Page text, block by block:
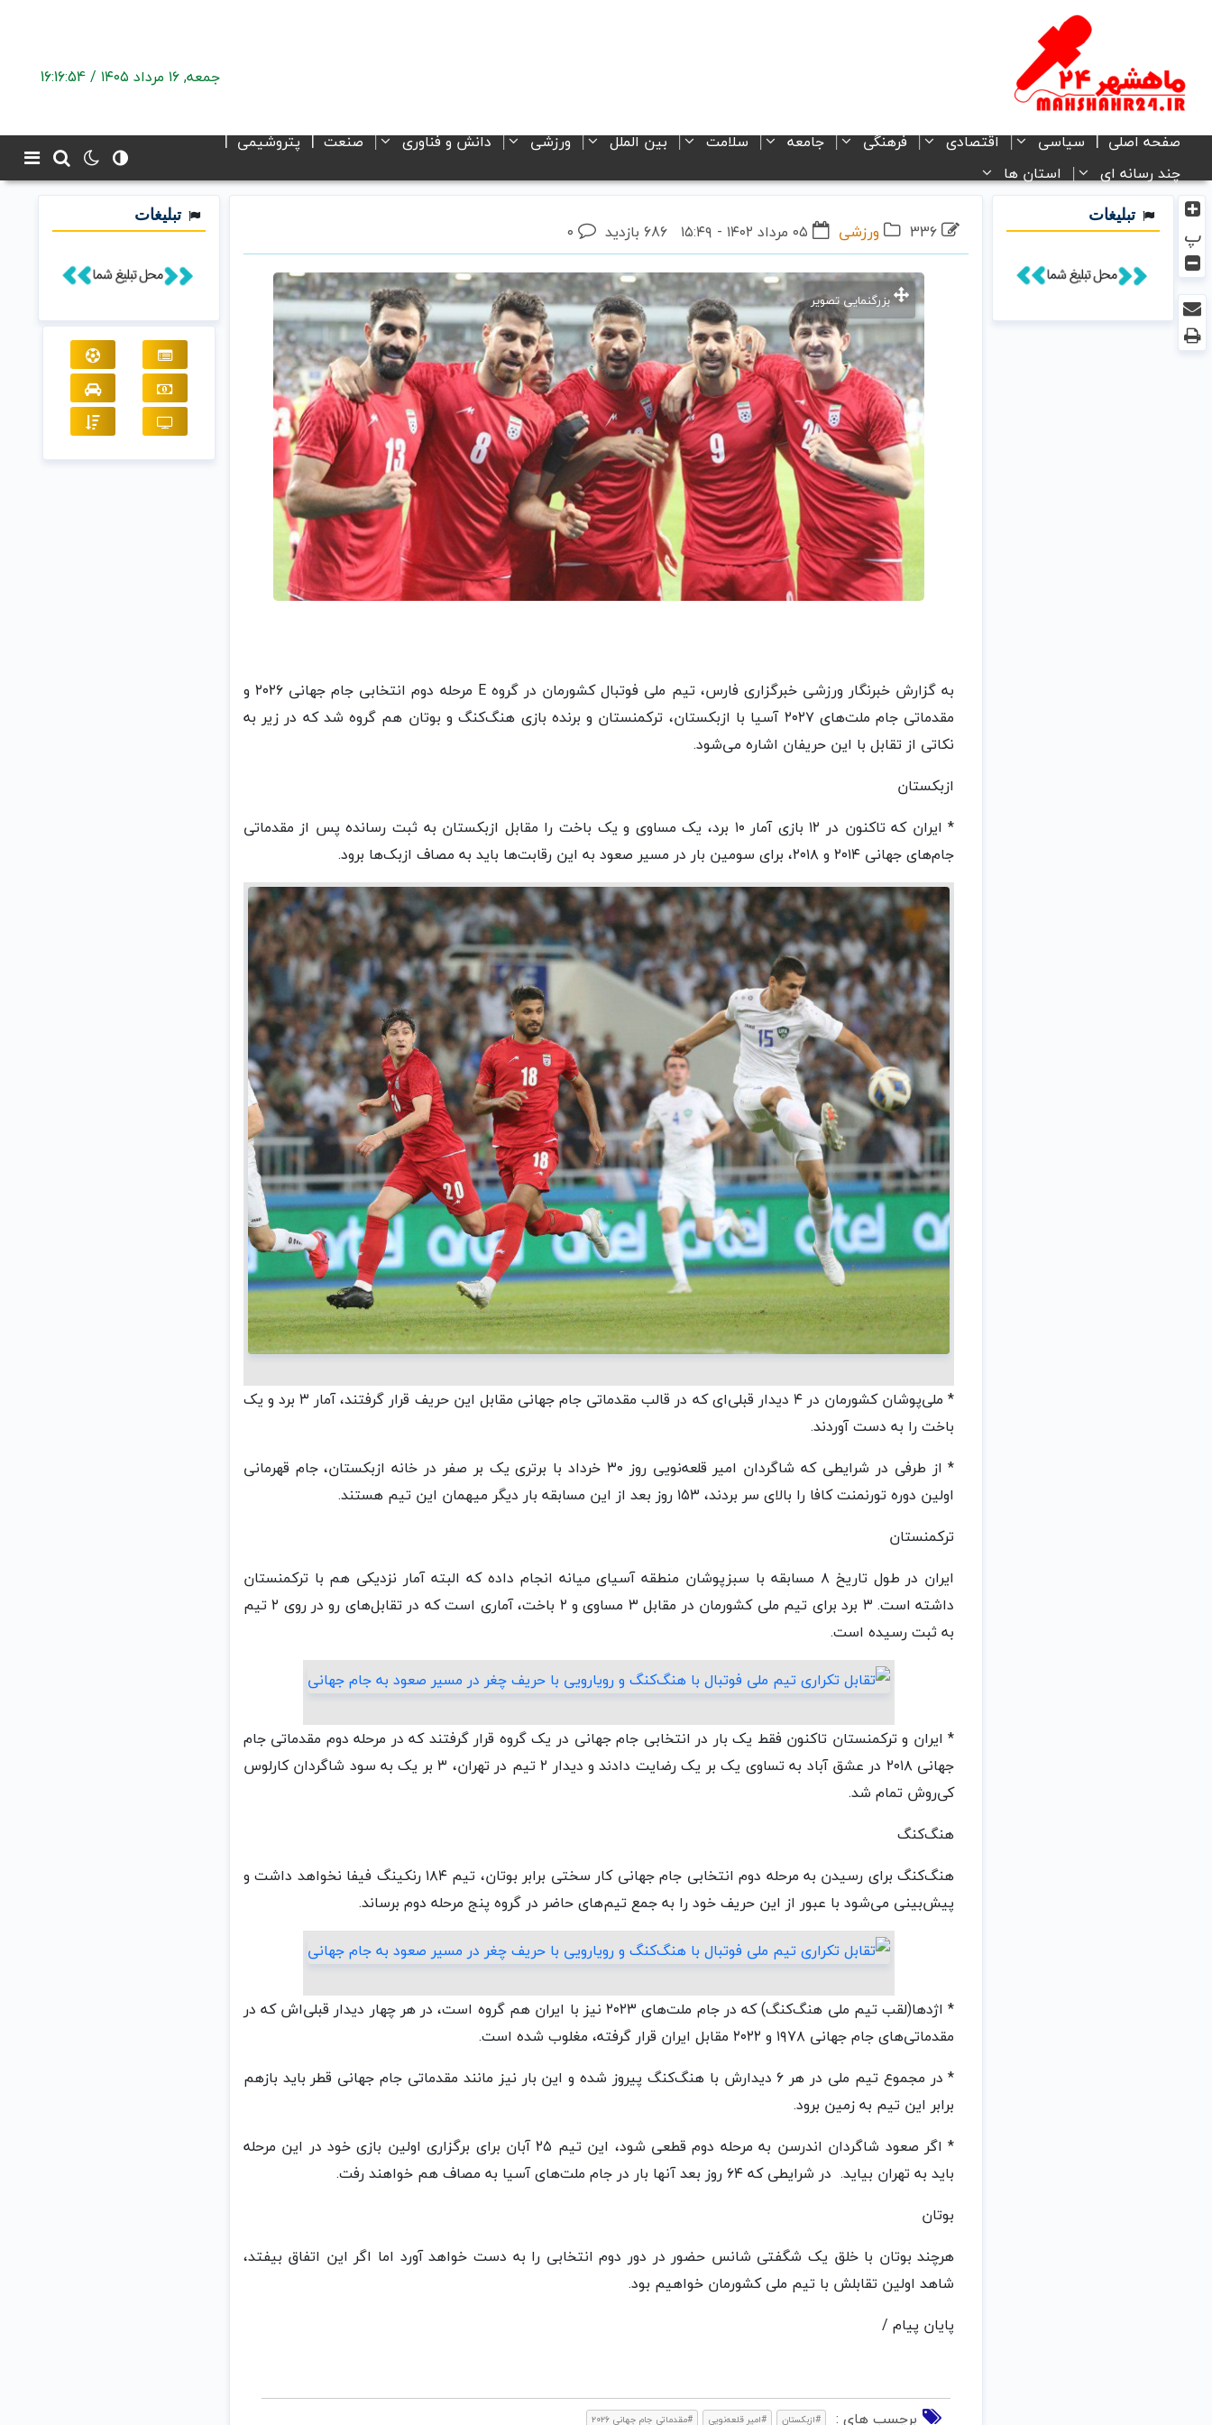
جمعه, ۱۶ مرداد ۱۴۰۵ / 16:16:55
صفحه اصلی سیاسی اقتصادی فرهنگی جامعه سلامت بین الملل ورزشی دانش و فناوری صنعت
پتروشیمی
چند رسانه ای
استان ها
پ
تبلیغات
336 ورزشی ۰۵ مرداد ۱۴۰۲ - ۱۵:۴۹ 686 بازدید ۰
بزرگنمایی تصویر
به گزارش خبرنگار ورزشی خبرگزاری فارس، تیم ملی فوتبال کشورمان در گروه E مرحله دوم انتخابی جام جهانی ۲۰۲۶ و
مقدماتی جام ملت‌های ۲۰۲۷ آسیا با ازبکستان، ترکمنستان و برنده بازی هنگ‌کنگ و بوتان هم گروه شد که در زیر به
نکاتی از تقابل با این حریفان اشاره می‌شود.
ازبکستان
* ایران که تاکنون در ۱۲ بازی آمار ۱۰ برد، یک مساوی و یک باخت را مقابل ازبکستان به ثبت رسانده پس از مقدماتی
جام‌های جهانی ۲۰۱۴ و ۲۰۱۸، برای سومین بار در مسیر صعود به این رقابت‌ها باید به مصاف ازبک‌ها برود.
* ملی‌پوشان کشورمان در ۴ دیدار قبلی‌ای که در قالب مقدماتی جام جهانی مقابل این حریف قرار گرفتند، آمار ۳ برد و یک
باخت را به دست آوردند.
* از طرفی در شرایطی که شاگردان امیر قلعه‌نویی روز ۳۰ خرداد با برتری یک بر صفر در خانه ازبکستان، جام قهرمانی
اولین دوره تورنمنت کافا را بالای سر بردند، ۱۵۳ روز بعد از این مسابقه بار دیگر میهمان این تیم هستند.
ترکمنستان
ایران در طول تاریخ ۸ مسابقه با سبزپوشان منطقه آسیای میانه انجام داده که البته آمار نزدیکی هم با ترکمنستان
داشته است. ۳ برد برای تیم ملی کشورمان در مقابل ۳ مساوی و ۲ باخت، آماری است که در تقابل‌های رو در روی ۲ تیم
به ثبت رسیده است.
* ایران و ترکمنستان تاکنون فقط یک بار در انتخابی جام جهانی در یک گروه قرار گرفتند که در مرحله دوم مقدماتی جام
جهانی ۲۰۱۸ در عشق آباد به تساوی یک بر یک رضایت دادند و دیدار ۲ تیم در تهران، ۳ بر یک به سود شاگردان کارلوس
کی‌روش تمام شد.
هنگ‌کنگ
هنگ‌کنگ برای رسیدن به مرحله دوم انتخابی جام جهانی کار سختی برابر بوتان، تیم ۱۸۴ رنکینگ فیفا نخواهد داشت‌ و
پیش‌بینی می‌شود با عبور از این حریف خود را به جمع تیم‌های حاضر در گروه پنج مرحله دوم برساند.
* اژدها(لقب تیم ملی هنگ‌کنگ) که در جام ملت‌های ۲۰۲۳ نیز با ایران هم گروه است، در هر چهار دیدار قبلی‌اش که در
مقدماتی‌های جام جهانی ۱۹۷۸ و ۲۰۲۲ مقابل ایران قرار گرفته، مغلوب شده است.
* در مجموع تیم ملی در هر ۶ دیدارش با هنگ‌کنگ پیروز شده و این بار نیز مانند مقدماتی جام جهانی قطر باید بازهم
برابر این تیم به زمین برود.
* اگر صعود شاگردان اندرسن به مرحله دوم قطعی شود، این تیم ۲۵ آبان برای برگزاری اولین بازی خود در این مرحله
باید به تهران بیاید. در شرایطی که ۶۴ روز بعد آنها بار در جام ملت‌های آسیا به مصاف هم خواهند رفت.
بوتان
هرچند بوتان با خلق یک شگفتی شانس حضور در دور دوم انتخابی را به دست خواهد آورد اما اگر این اتفاق بیفتد،
شاهد اولین تقابلش با تیم ملی کشورمان خواهیم بود.
پایان پیام /
برچسب های : #ازبکستان #امیر قلعه‌نویی #مقدماتی جام جهانی ۲۰۲۶
تبلیغات